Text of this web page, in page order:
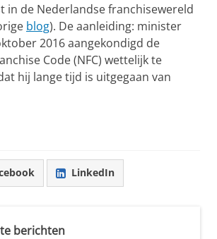
in de Nederlandse franchisewereld
blog). De aanleiding: minister
2016 aangekondigd de
Code (NFC) wettelijk te
hij lange tijd is uitgegaan van
LinkedIn
berichten